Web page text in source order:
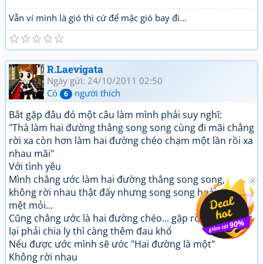
Vẫn ví mình là gió thì cứ để mặc gió bay đi...
☆
☆
☆
☆
☆
R.Laevigata
Ngày gửi: 24/10/2011 02:50
Có
6 người thích
Bắt gặp đâu đó một câu làm mình phải suy nghĩ:
"Thà làm hai đường thẳng song song cùng đi mãi chẳng
rời xa còn hơn làm hai đường chéo chạm một lần rồi xa
nhau mãi"
Với tình yêu
Mình chẳng ước làm hai đường thẳng song song,
không rời nhau thật đấy nhưng song song hoài cũng
mệt mỏi...
Cũng chẳng ước là hai đường chéo... gặp rồi đấy nhưng
lại phải chia ly thì càng thêm đau khổ
Nếu được ước mình sẽ ước "Hai đường là một"
Không rời nhau